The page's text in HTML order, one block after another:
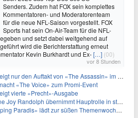
Senders. Zudem hat FOX sein komplettes
Kommentatoren- und Moderatorenteam
für die neue NFL-Saison vorgestellt. FOX
Sports hat sein On-Air-Team für die NFL-
und setzt dabei weitgehend auf
wird die Berichterstattung erneut
Kevin Burkhardt und Ex-[…] (00)
vor 8 Stunden
nur den Auftakt von «The Assassin» im Fernsehen
«The Voice» zum Promi-Event
vierte «Precht»-Ausgabe
Randolph übernimmt Hauptrolle in starbesetzter schwarzer Komödie
Paradis» lädt zur süßen Themenwoche ein